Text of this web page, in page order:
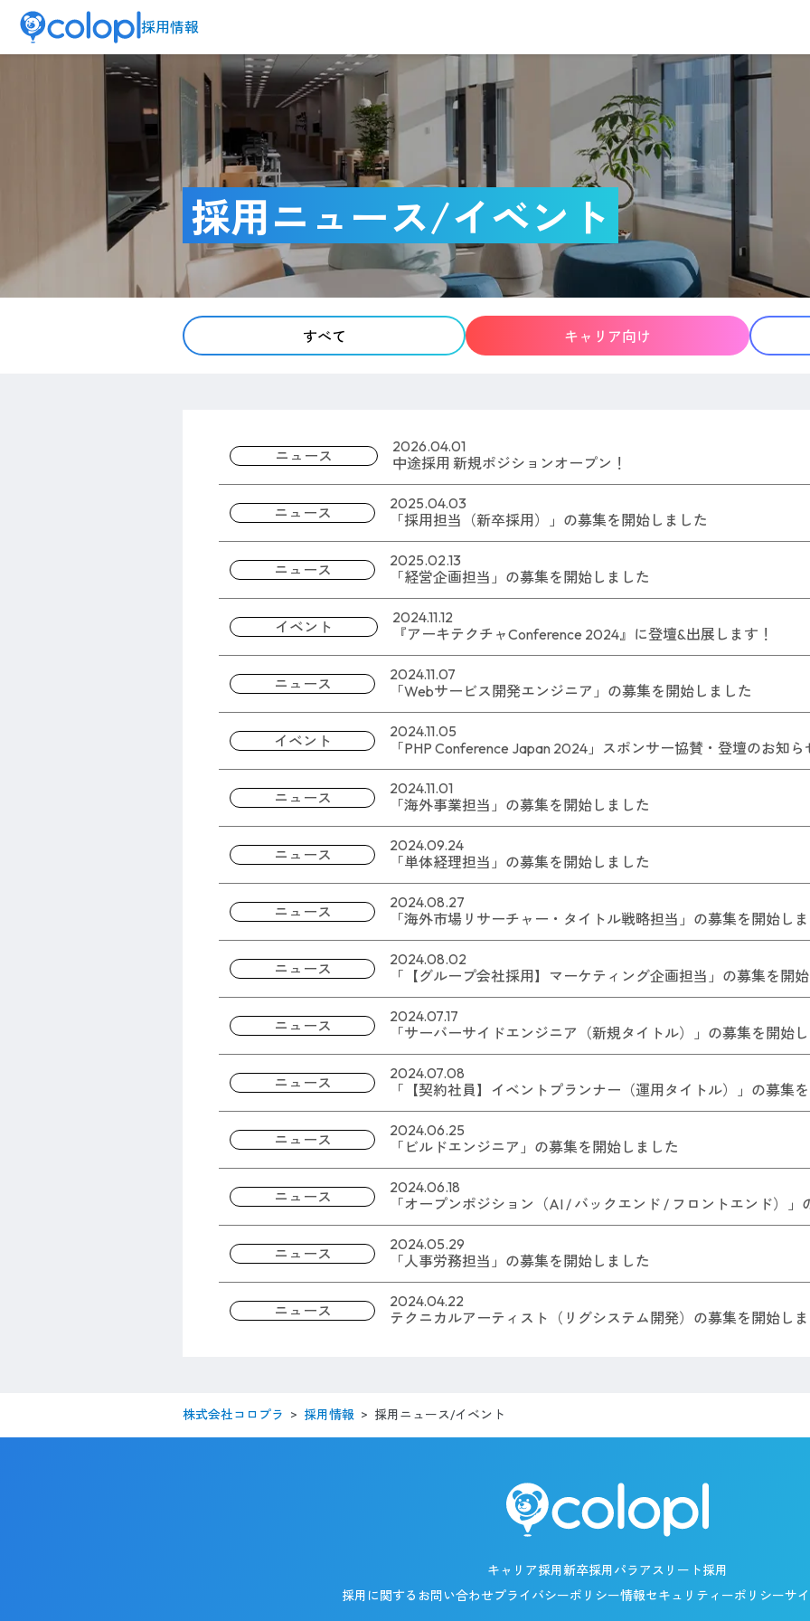
採用情報
キャリア採用
新卒採用
パラアスリート採用
コロプラを
採用ニュース
インターン
採用ニュース/イベント
すべて キャリア向け
ニュース
2026.04.01
中途採用 新規ポジションオープン！
ニュース
2025.04.03
「採用担当（新卒採用）」の募集を開始しました
ニュース
2025.02.13
「経営企画担当」の募集を開始しました
イベント
2024.11.12
『アーキテクチャConference 2024』に登壇&出展します！
ニュース
2024.11.07
「Webサービス開発エンジニア」の募集を開始しました
イベント
2024.11.05
「PHP Conference Japan 2024」スポンサー協賛・登壇のお知ら
ニュース
2024.11.01
「海外事業担当」の募集を開始しました
ニュース
2024.09.24
「単体経理担当」の募集を開始しました
ニュース
2024.08.27
「海外市場リサーチャー・タイトル戦略担当」の募集を開始し
ニュース
2024.08.02
「【グループ会社採用】マーケティング企画担当」の募集を開
ニュース
2024.07.17
「サーバーサイドエンジニア（新規タイトル）」の募集を開始
ニュース
2024.07.08
「【契約社員】イベントプランナー（運用タイトル）」の募集
ニュース
2024.06.25
「ビルドエンジニア」の募集を開始しました
ニュース
2024.06.18
「オープンポジション（AI / バックエンド / フロントエンド）
ニュース
2024.05.29
「人事労務担当」の募集を開始しました
ニュース
2024.04.22
テクニカルアーティスト（リグシステム開発）の募集を開始し
株式会社コロプラ 採用情報 採用ニュース/イベント
キャリア採用新卒採用パラアスリート採用
採用に関するお問い合わせプライバシーポリシー情報セキュリティーポリシーサ